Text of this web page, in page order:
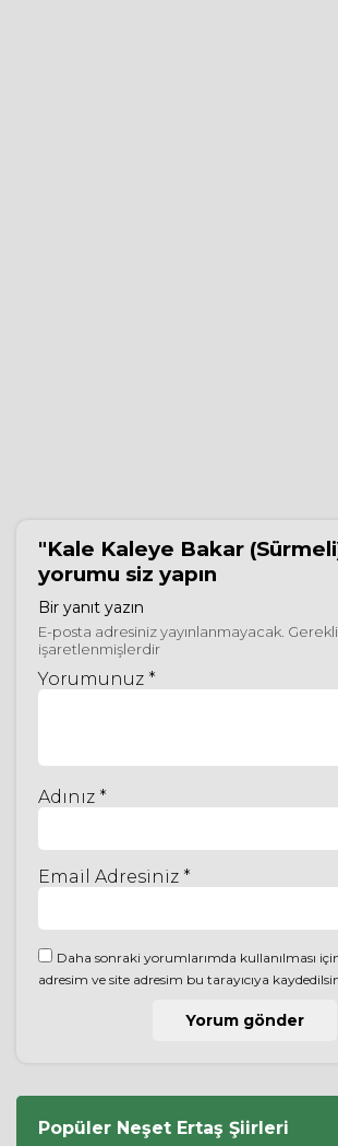
"Kale Kaleye Bakar
yorumu siz yapın
Bir yanıt yazın
E-posta adresiniz yayınlanmayacak.
işaretlenmişlerdir
Yorumunuz *
Adınız *
Email Adresiniz *
Daha sonraki yorumlarımda kullanılması
adresim ve site adresim bu tarayıcıya
Popüler Neşet Ertaş Şiirleri